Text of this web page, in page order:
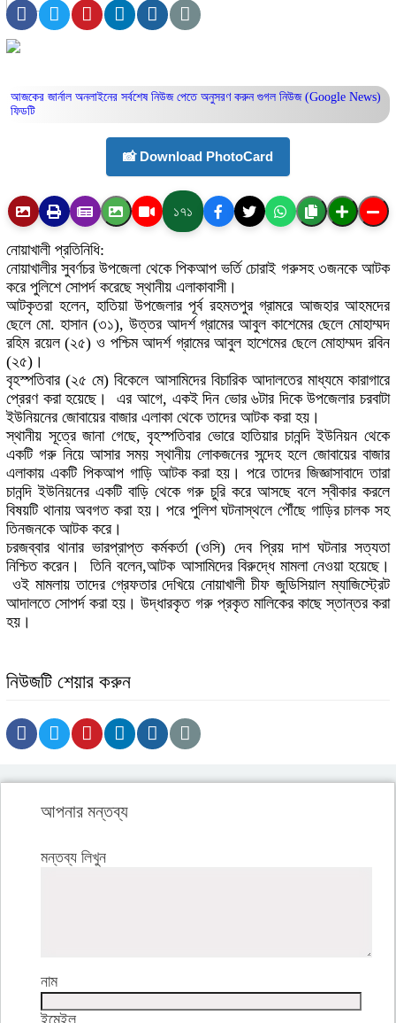
আজকের জার্নাল অনলাইনের সর্বশেষ নিউজ পেতে অনুসরণ করুন গুগল নিউজ (Google News)
ফিডটি
📸 Download PhotoCard
১৭১
নোয়াখালী প্রতিনিধি:
নোয়াখালীর সুবর্ণচর উপজেলা থেকে পিকআপ ভর্তি চোরাই গরুসহ ৩জনকে আটক
করে পুলিশে সোপর্দ করেছে স্থানীয় এলাকাবাসী।
আটকৃতরা হলেন, হাতিয়া উপজেলার পূর্ব রহমতপুর গ্রামরে আজহার আহমদের
ছেলে মো. হাসান (৩১), উত্তর আদর্শ গ্রামের আবুল কাশেমের ছেলে মোহাম্মদ
রহিম রয়েল (২৫) ও পশ্চিম আদর্শ গ্রামের আবুল হাশেমের ছেলে মোহাম্মদ রবিন
(২৫)।
বৃহস্পতিবার (২৫ মে) বিকেলে আসামিদের বিচারিক আদালতের মাধ্যমে কারাগারে
প্রেরণ করা হয়েছে। এর আগে, একই দিন ভোর ৬টার দিকে উপজেলার চরবাটা
ইউনিয়নের জোবায়ের বাজার এলাকা থেকে তাদের আটক করা হয়।
স্থানীয় সূত্রে জানা গেছে, বৃহস্পতিবার ভোরে হাতিয়ার চানন্দি ইউনিয়ন থেকে
একটি গরু নিয়ে আসার সময় স্থানীয় লোকজনের সন্দেহ হলে জোবায়ের বাজার
এলাকায় একটি পিকআপ গাড়ি আটক করা হয়। পরে তাদের জিজ্ঞাসাবাদে তারা
চানন্দি ইউনিয়নের একটি বাড়ি থেকে গরু চুরি করে আসছে বলে স্বীকার করলে
বিষয়টি থানায় অবগত করা হয়। পরে পুলিশ ঘটনাস্থলে পৌঁছে গাড়ির চালক সহ
তিনজনকে আটক করে।
চরজব্বার থানার ভারপ্রাপ্ত কর্মকর্তা (ওসি) দেব প্রিয় দাশ ঘটনার সত্যতা
নিশ্চিত করেন। তিনি বলেন,আটক আসামিদের বিরুদ্ধে মামলা নেওয়া হয়েছে।
ওই মামলায় তাদের গ্রেফতার দেখিয়ে নোয়াখালী চীফ জুডিসিয়াল ম্যাজিস্ট্রেট
আদালতে সোপর্দ করা হয়। উদ্ধারকৃত গরু প্রকৃত মালিকের কাছে স্তান্তর করা
হয়।
নিউজটি শেয়ার করুন
আপনার মন্তব্য
মন্তব্য লিখুন
নাম
ইমেইল